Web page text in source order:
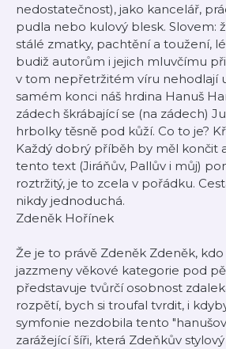
nedostatečnost), jako kancelář,
pudla nebo kulový blesk. Slovem:
stálé zmatky, pachtění a toužení,
budiž autorům i jejich mluvčímu
v tom nepřetržitém víru nehodlají
samém konci náš hrdina Hanuš
zádech škrábající se (na zádech)
hrbolky těsně pod kůží. Co to je?
Každý dobrý příběh by měl končit
tento text (Jiráňův, Pallův i můj)
roztržitý, je to zcela v pořádku.
nikdy jednoduchá.
Zdeněk Hořínek
Že je to právě Zdeněk Zdeněk,
jazzmeny věkové kategorie pod
představuje tvůrčí osobnost
rozpětí, bych si troufal tvrdit, i
symfonie nezdobila tento
zarážející šíři, která Zdeňkův